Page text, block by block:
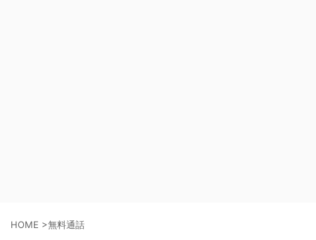
HOME >無料通話